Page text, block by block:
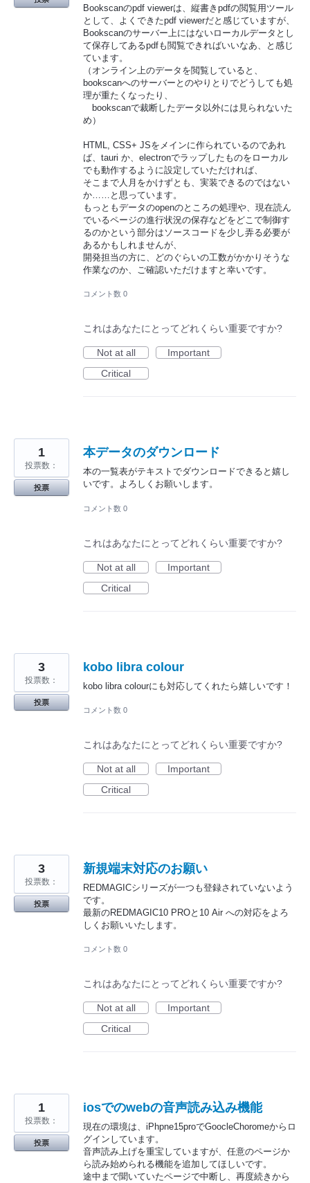
Bookscanのpdf viewerは、縦書きpdfの閲覧用ツール
として、よくできたpdf viewerだと感じていますが、
Bookscanのサーバー上にはないローカルデータとし
て保存してあるpdfも閲覧できればいいなあ、と感じ
ています。
（オンライン上のデータを閲覧していると、
bookscanへのサーバーとのやりとりでどうしても処
理が重たくなったり、
bookscanで裁断したデータ以外には見られないた
め）
HTML, CSS+ JSをメインに作られているのであれ
ば、tauri か、electronでラップしたものをローカル
でも動作するように設定していただければ、
そこまで人月をかけずとも、実装できるのではない
か……と思っています。
もっともデータのopenのところの処理や、現在読ん
でいるページの進行状況の保存などをどこで制御す
るのかという部分はソースコードを少し弄る必要が
あるかもしれませんが、
開発担当の方に、どのぐらいの工数がかかりそうな
作業なのか、ご確認いただけますと幸いです。
コメント数 0
これはあなたにとってどれくらい重要ですか?
Not at all
Important
Critical
本データのダウンロード
本の一覧表がテキストでダウンロードできると嬉し
いです。よろしくお願いします。
1
投票数：
投票
コメント数 0
これはあなたにとってどれくらい重要ですか?
Not at all
Important
Critical
kobo libra colour
kobo libra colourにも対応してくれたら嬉しいです！
3
投票数：
投票
コメント数 0
これはあなたにとってどれくらい重要ですか?
Not at all
Important
Critical
新規端末対応のお願い
REDMAGICシリーズが一つも登録されていないよう
です。
最新のREDMAGIC10 PROと10 Air への対応をよろ
しくお願いいたします。
3
投票数：
投票
コメント数 0
これはあなたにとってどれくらい重要ですか?
Not at all
Important
Critical
iosでのwebの音声読み込み機能
現在の環境は、iPhpne15proでGoocleChoromeからロ
グインしています。
音声読み上げを重宝していますが、任意のページか
ら読み始められる機能を追加してほしいです。
途中まで聞いていたページで中断し、再度続きから
1
投票数：
投票